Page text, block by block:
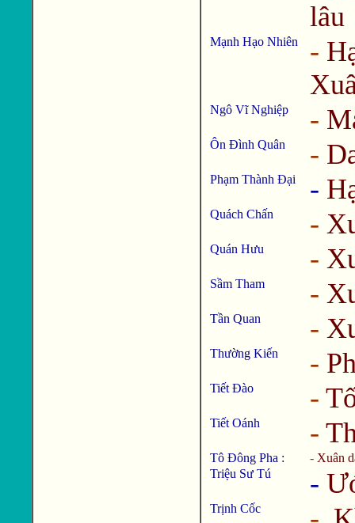
lâu
Mạnh Hạo Nhiên -
Ngô Vĩ Nghiệp -
Ôn Đình Quân -
Phạm Thành Đại -
Quách Chấn -
Quán Hưu -
Sầm Tham -
Tần Quan -
Thường Kiến -
Tiết Đào -
Tiết Oánh -
Tô Đông Pha : - Xuân
Triệu Sư Tú
-
Trịnh Cốc